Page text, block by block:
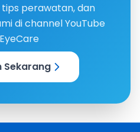
perawatan, dan
di channel YouTube
Sekarang